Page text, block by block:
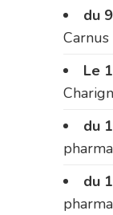
du
Le
du
du